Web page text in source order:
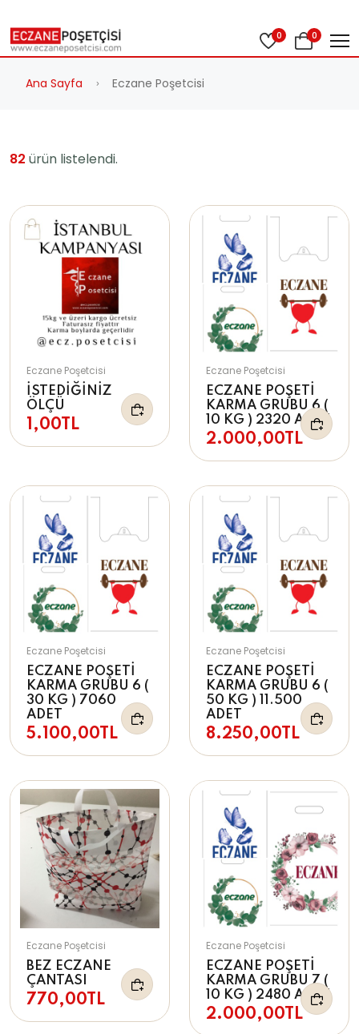
0 0
Ana Sayfa Eczane Poşetcisi
82 ürün listelendi.
Eczane Poşetcisi
İSTEDİĞİNİZ
ÖLÇÜ
1,00TL
Eczane Poşetcisi
ECZANE POŞETİ
KARMA GRUBU 6 (
10 KG ) 2320 ADET
2.000,00TL
Eczane Poşetcisi
ECZANE POŞETİ
KARMA GRUBU 6 (
30 KG ) 7060
ADET
5.100,00TL
Eczane Poşetcisi
ECZANE POŞETİ
KARMA GRUBU 6 (
50 KG ) 11.500
ADET
8.250,00TL
Eczane Poşetcisi
BEZ ECZANE
ÇANTASI
770,00TL
Eczane Poşetcisi
ECZANE POŞETİ
KARMA GRUBU 7 (
10 KG ) 2480 ADET
2.000,00TL